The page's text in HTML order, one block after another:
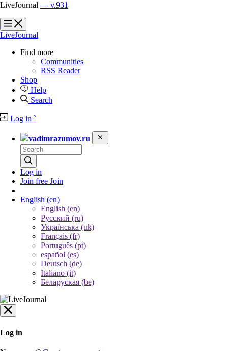
LiveJournal — v.931
?
?
LiveJournal
Find more
Communities
RSS Reader
Shop
Help
Search
Log in `
vadimrazumov.ru
Log in
Join free Join
English (en)
English (en)
Русский (ru)
Українська (uk)
Français (fr)
Português (pt)
español (es)
Deutsch (de)
Italiano (it)
Беларуская (be)
Log in